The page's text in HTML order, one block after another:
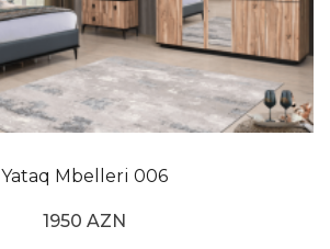
Yataq Mbelleri 006
1950 AZN